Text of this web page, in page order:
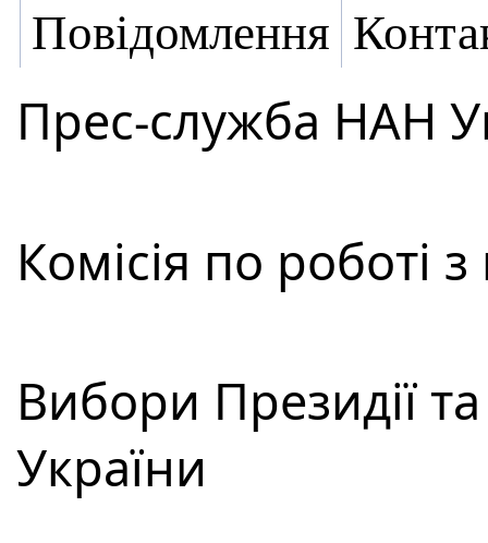
Повідомлення
Прес-служба НАН
Комісія по
Вибори Президії
України